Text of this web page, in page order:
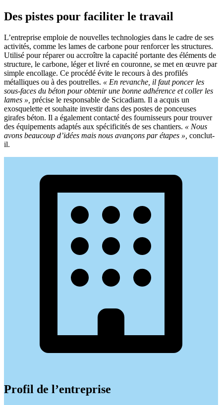
Des pistes pour faciliter le travail
L’entreprise emploie de nouvelles technologies dans le cadre de ses
activités, comme les lames de carbone pour renforcer les structures.
Utilisé pour réparer ou accroître la capacité portante des éléments de
structure, le carbone, léger et livré en couronne, se met en œuvre par
simple encollage. Ce procédé évite le recours à des profilés
métalliques ou à des poutrelles. « En revanche, il faut poncer les
sous-faces du béton pour obtenir une bonne adhérence et coller les
lames », précise le responsable de Scicadiam. Il a acquis un
exosquelette et souhaite investir dans des postes de ponceuses
girafes béton. Il a également contacté des fournisseurs pour trouver
des équipements adaptés aux spécificités de ses chantiers. « Nous
avons beaucoup d’idées mais nous avançons par étapes », conclut-
il.
Profil de l’entreprise